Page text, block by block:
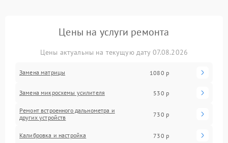
Цены на услуги ремонта
Цены актуальны на текущую дату 07.08.2026
Замена матрицы 1080 р
Замена микросхемы усилителя 530 р
Ремонт встроенного дальнометра и
других устройств
730 р
Калибровка и настройка 730 р